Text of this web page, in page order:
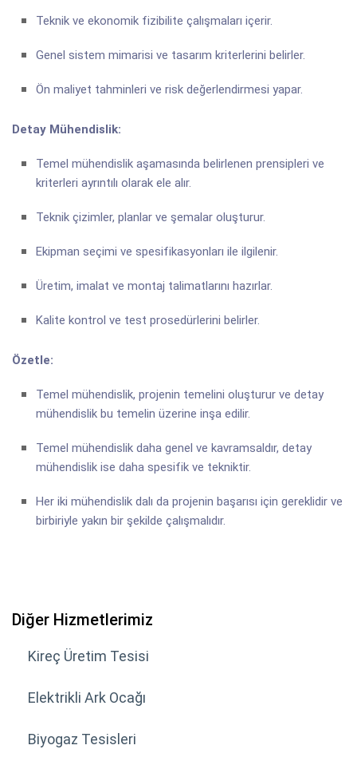
Teknik ve ekonomik fizibilite çalışmaları içerir.
Genel sistem mimarisi ve tasarım kriterlerini belirler.
Ön maliyet tahminleri ve risk değerlendirmesi yapar.
Detay Mühendislik:
Temel mühendislik aşamasında belirlenen prensipleri ve
kriterleri ayrıntılı olarak ele alır.
Teknik çizimler, planlar ve şemalar oluşturur.
Ekipman seçimi ve spesifikasyonları ile ilgilenir.
Üretim, imalat ve montaj talimatlarını hazırlar.
Kalite kontrol ve test prosedürlerini belirler.
Özetle:
Temel mühendislik, projenin temelini oluşturur ve detay
mühendislik bu temelin üzerine inşa edilir.
Temel mühendislik daha genel ve kavramsaldır, detay
mühendislik ise daha spesifik ve tekniktir.
Her iki mühendislik dalı da projenin başarısı için gereklidir ve
birbiriyle yakın bir şekilde çalışmalıdır.
Diğer Hizmetlerimiz
Kireç Üretim Tesisi
Elektrikli Ark Ocağı
Biyogaz Tesisleri